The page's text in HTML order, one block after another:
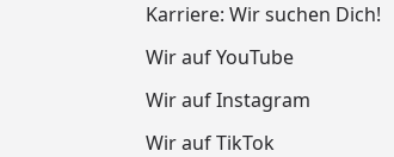
Karriere: Wir suchen Dich!
Wir auf YouTube
Wir auf Instagram
Wir auf TikTok